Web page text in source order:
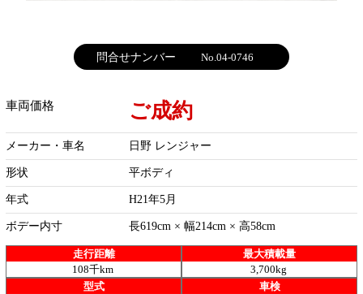
問合せナンバー No.04-0746
車両価格 ご成約
メーカー・車名 日野 レンジャー
形状 平ボディ
年式 H21年5月
ボデー内寸 長619cm × 幅214cm × 高58cm
走行距離
108千km
最大積載量
3,700kg
型式
車検